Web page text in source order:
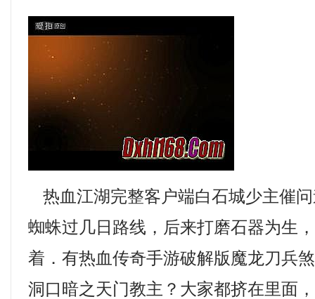
热血江湖完整客户端白石城少主催
蜘蛛过几日路线，后来打磨石器为生
着．有热血传奇手游破解版魔龙刀兵
洞口暗之天门教主？大家都挤在里面